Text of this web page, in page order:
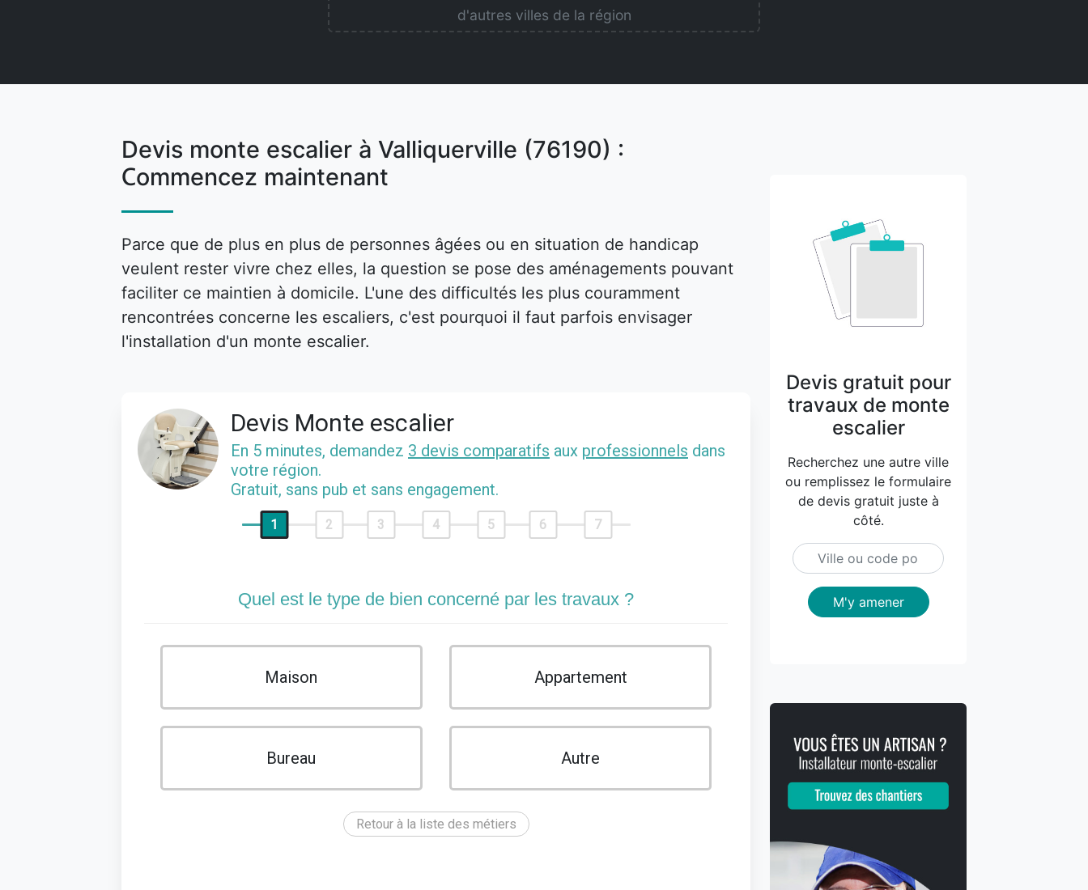
d'autres villes de la région
Devis monte escalier à Valliquerville (76190) :
Commencez maintenant
Parce que de plus en plus de personnes âgées ou en situation de handicap
veulent rester vivre chez elles, la question se pose des aménagements pouvant
faciliter ce maintien à domicile. L'une des difficultés les plus couramment
rencontrées concerne les escaliers, c'est pourquoi il faut parfois envisager
l'installation d'un monte escalier.
Devis Monte escalier
En 5 minutes, demandez 3 devis comparatifs aux professionnels dans
votre région.
Gratuit, sans pub et sans engagement.
1 2 3 4 5 6 7
Quel est le type de bien concerné par les travaux ?
Maison Appartement
Bureau Autre
Retour à la liste des métiers
Devis gratuit pour
travaux de monte
escalier
Recherchez une autre ville
ou remplissez le formulaire
de devis gratuit juste à
côté.
M'y amener